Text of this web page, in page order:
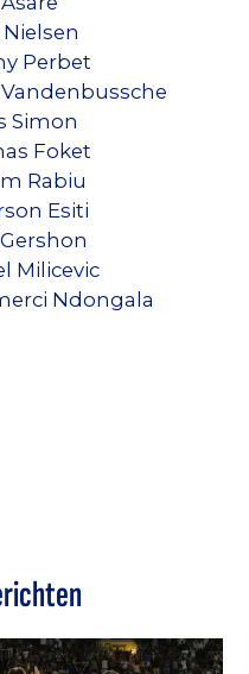
Nielsen
Perbet
Simon
Foket
Rabiu
Esiti
Milicevic
Ndongala